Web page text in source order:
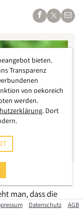
strecken ihre
man, dass die
zarte Triebe
Datenschutz AGB
bieten.
Transparenz
von oekoreich
werden.
. Dort